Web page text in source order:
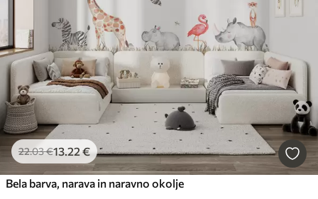
22.03€13.22 €
Bela barva, narava in naravno okolje